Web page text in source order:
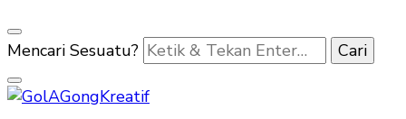
Mencari Sesuatu?